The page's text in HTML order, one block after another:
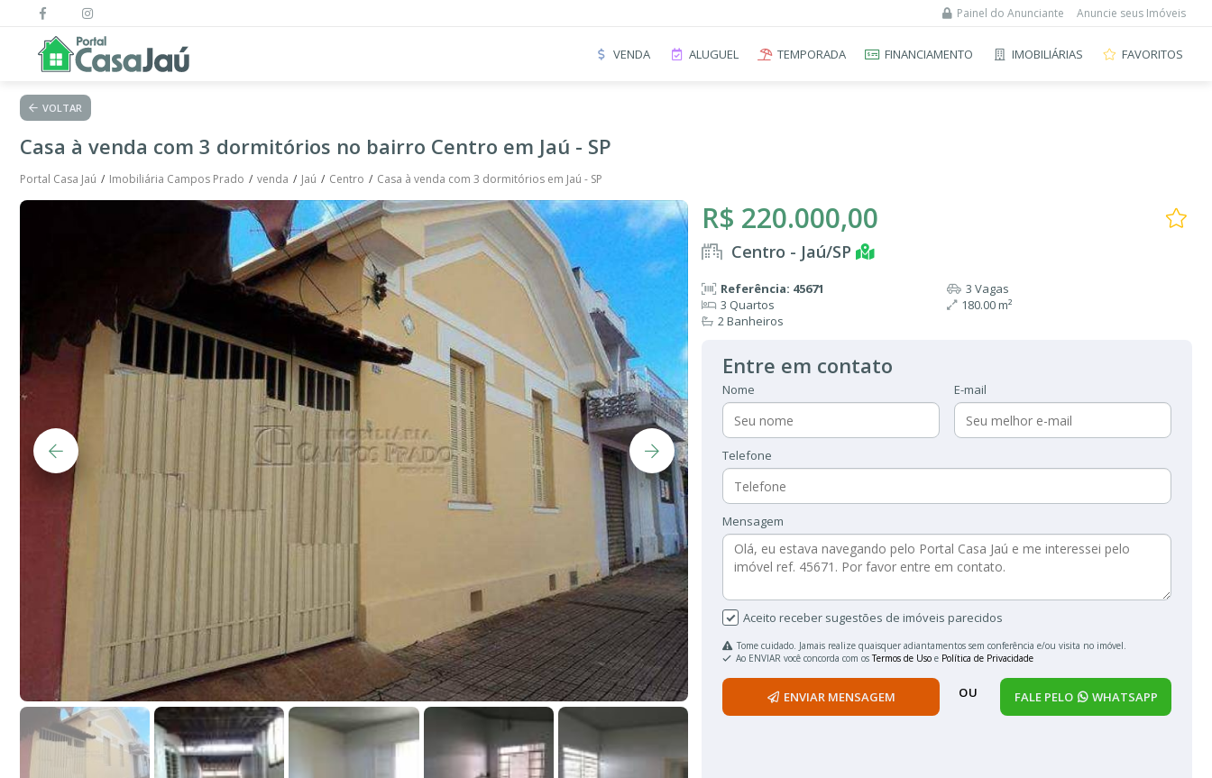
Painel do Anunciante Anuncie seus Imóveis
VENDA ALUGUEL TEMPORADA FINANCIAMENTO IMOBILIÁRIAS FAVORITOS
VOLTAR
Casa à venda com 3 dormitórios no bairro Centro em Jaú - SP
Portal Casa Jaú Imobiliária Campos Prado venda Jaú Centro Casa à venda com 3 dormitórios em Jaú - SP
R$ 220.000,00
Centro - Jaú/SP
Referência: 45671
3 Quartos
2 Banheiros
3 Vagas
180.00 m²
Entre em contato
Nome E-mail
Telefone
Mensagem
Aceito receber sugestões de imóveis parecidos
Tome cuidado. Jamais realize quaisquer adiantamentos sem conferência e/ou visita no imóvel.
Ao ENVIAR você concorda com osTermos de Uso e Política de Privacidade
ENVIAR MENSAGEM OU FALE PELO WHATSAPP